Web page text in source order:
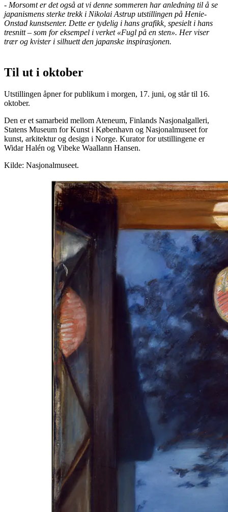
- Morsomt er det også at vi denne sommeren har anledning til å se
japanismens sterke trekk i Nikolai Astrup utstillingen på Henie-
Onstad kunstsenter. Dette er tydelig i hans grafikk, spesielt i hans
tresnitt – som for eksempel i verket «Fugl på en sten». Her viser
trær og kvister i silhuett den japanske inspirasjonen.
Til ut i oktober
Utstillingen åpner for publikum i morgen, 17. juni, og står til 16.
oktober.
Den er et samarbeid mellom Ateneum, Finlands Nasjonalgalleri,
Statens Museum for Kunst i København og Nasjonalmuseet for
kunst, arkitektur og design i Norge. Kurator for utstillingene er
Widar Halén og Vibeke Waallann Hansen.
Kilde: Nasjonalmuseet.